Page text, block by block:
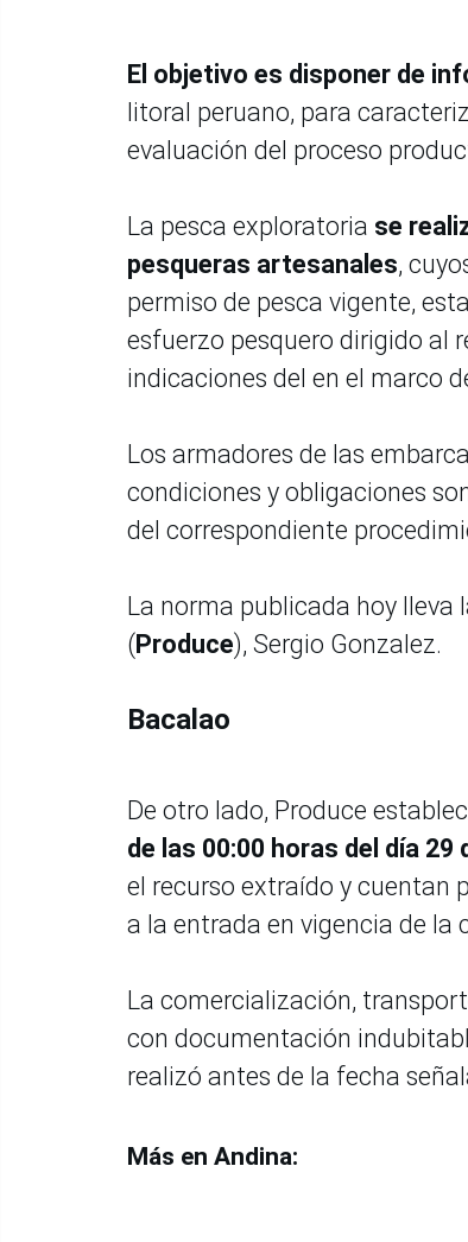
El objetivo es disponer de
litoral peruano, para
evaluación del proceso
La pesca exploratoria se
pesqueras artesanales,
permiso de pesca vigente,
esfuerzo pesquero dirigido al
indicaciones del en el marco
Los armadores de las
condiciones y obligaciones
del correspondiente
La norma publicada hoy
(Produce), Sergio Gonzalez.
Bacalao
De otro lado, Produce
de las 00:00 horas del día
el recurso extraído y cuentan
a la entrada en vigencia de la
La comercialización,
con documentación
realizó antes de la fecha
Más en Andina: